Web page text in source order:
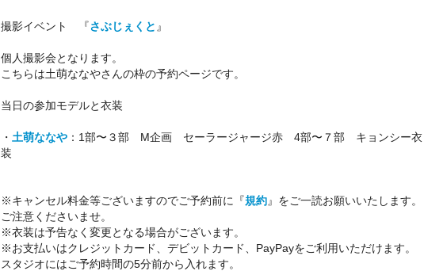
撮影イベント 『さぶじぇくと 』
個人撮影会となります。
こちらは土萌ななやさんの枠の予約ページです。
当日の参加モデルと衣装
・ 土萌ななや ：1部〜３部 M企画 セーラージャージ赤 4部〜７部 キョンシー衣
装
※キャンセル料金等ございますのでご予約前に『規約』をご一読お願いいたします。
ご注意くださいませ。
※衣装は予告なく変更となる場合がございます。
※お支払いはクレジットカード、デビットカード、PayPayをご利用いただけます。
スタジオにはご予約時間の5分前から入れます。